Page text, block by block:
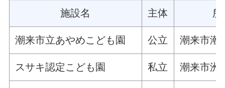
施設名
主体
潮来市立あやめこども園 公立 潮来市潮
スサキ認定こども園 私立 潮来市洲